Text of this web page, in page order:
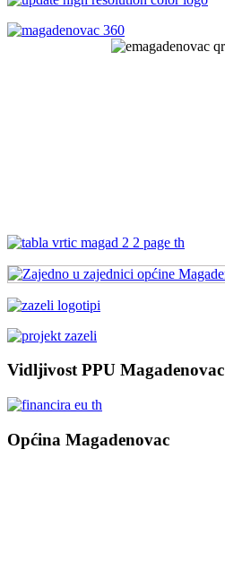
Vidljivost PPU Magadenovac
Općina Magadenovac